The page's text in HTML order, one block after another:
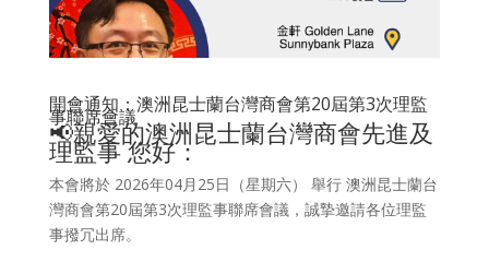
開會通知：澳洲昆士蘭台灣商會第20屆第3次理監
事聯席會議
📢親愛的澳洲昆士蘭台灣商會先進及
理監事 您好：
本會將於 2026年04月25日（星期六） 舉行 澳洲昆士蘭台
灣商會第20屆第3次理監事聯席會議，誠摯邀請各位理監
事撥冗出席。